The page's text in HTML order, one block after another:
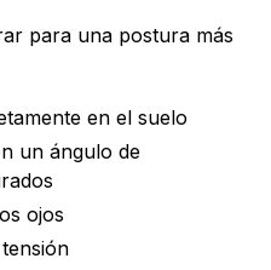
para una postura más
en el suelo
un ángulo de
ojos